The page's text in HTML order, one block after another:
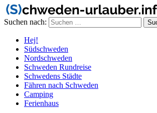
Suchen nach:
Hej!
Südschweden
Nordschweden
Schweden Rundreise
Schwedens Städte
Fähren nach Schweden
Camping
Ferienhaus